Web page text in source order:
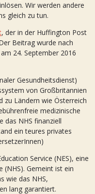
Wir werden andere
gleich zu tun.
, der in der Huffington Post
Beitrag wurde nach
24. September 2016
Gesundheitsdienst)
von Großbritannien
zu Ländern wie Österreich
medizinische
das NHS finanziell
ein teures privates
Service (NES), eine
(NHS). Gemeint ist ein
wie das NHS,
lang garantiert.